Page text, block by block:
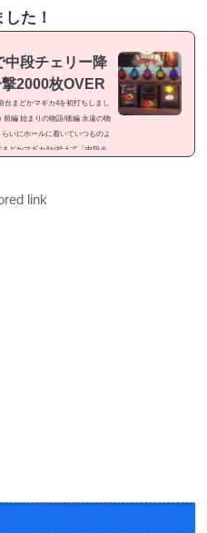
た！
中段チェリー降
2000枚OVER
台まどかマギカ4を初打ちしまし
編 始まりの物語/後編 永遠の物
いにホールに着いていつものよ
どかマギカ4が拾えて「中段チ
link